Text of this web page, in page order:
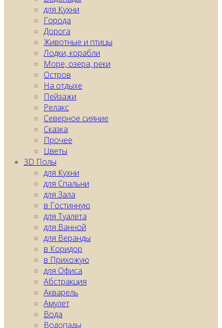
для Кухни
Города
Дорога
Животные и птицы
Лодки, корабли
Море, озера, реки
Остров
На отдыхе
Пейзажи
Релакс
Северное сияние
Сказка
Прочее
Цветы
3D Полы
для Кухни
для Спальни
для Зала
в Гостинную
для Туалета
для Ванной
для Веранды
в Коридор
в Прихожую
для Офиса
Абстракция
Акварель
Амулет
Вода
Водопады